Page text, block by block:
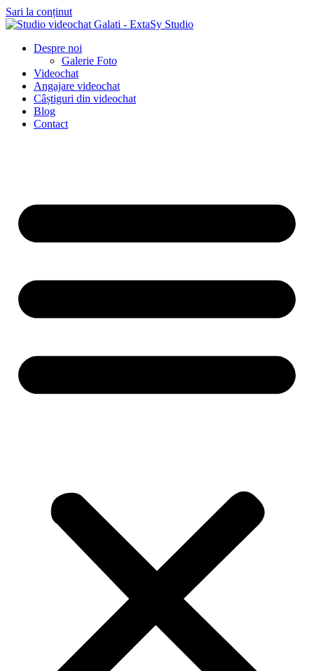
Sari la conținut
Despre noi
Galerie Foto
Videochat
Angajare videochat
Câștiguri din videochat
Blog
Contact